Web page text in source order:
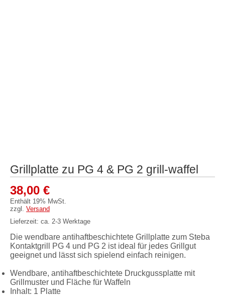
Grillplatte zu PG 4 & PG 2 grill-waffel
38,00 €
Enthält 19% MwSt.
zzgl. Versand
Lieferzeit: ca. 2-3 Werktage
Die wendbare antihaftbeschichtete Grillplatte zum Steba
Kontaktgrill PG 4 und PG 2 ist ideal für jedes Grillgut
geeignet und lässt sich spielend einfach reinigen.
Wendbare, antihaftbeschichtete Druckgussplatte mit
Grillmuster und Fläche für Waffeln
Inhalt: 1 Platte